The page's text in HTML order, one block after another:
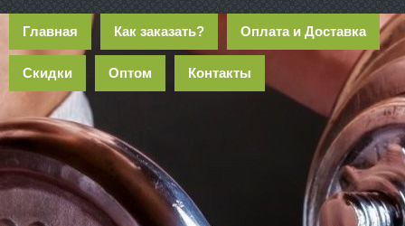
Главная Как заказать? Оплата и Доставка
Скидки Оптом Контакты